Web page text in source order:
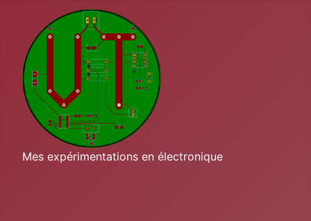
Mes expérimentations en électronique